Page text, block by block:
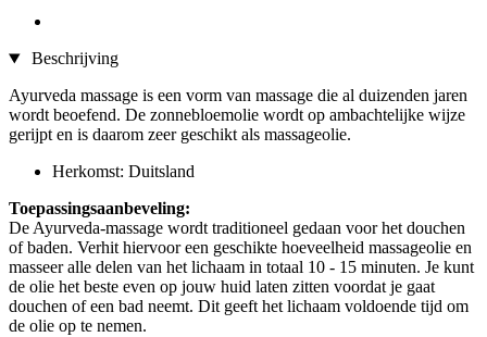
Beschrijving
Ayurveda massage is een vorm van massage die al duizenden jaren
wordt beoefend. De zonnebloemolie wordt op ambachtelijke wijze
gerijpt en is daarom zeer geschikt als massageolie.
Herkomst: Duitsland
Toepassingsaanbeveling:
De Ayurveda-massage wordt traditioneel gedaan voor het douchen
of baden. Verhit hiervoor een geschikte hoeveelheid massageolie en
masseer alle delen van het lichaam in totaal 10 - 15 minuten. Je kunt
de olie het beste even op jouw huid laten zitten voordat je gaat
douchen of een bad neemt. Dit geeft het lichaam voldoende tijd om
de olie op te nemen.